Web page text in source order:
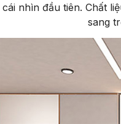
cái nhìn đầu tiên. Chất
sang